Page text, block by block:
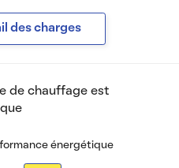
des charges
de chauffage est
énergétique